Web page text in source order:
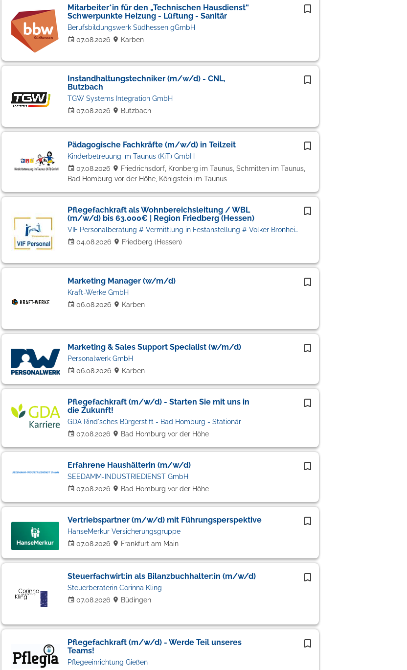
Mitarbeiter*in für den „Technischen Hausdienst“
Schwerpunkte Heizung - Lüftung - Sanitär
07.08.2026
Berufsbildungswerk Südhessen gGmbH
Karben
Instandhaltungstechniker (m/w/d) - CNL,
Butzbach
07.08.2026
TGW Systems Integration GmbH
Butzbach
Pädagogische Fachkräfte (m/w/d) in Teilzeit
07.08.2026
Kinderbetreuung im Taunus (KiT) GmbH
Friedrichsdorf, Kronberg im Taunus, Schmitten im Taunus,
Bad Homburg vor der Höhe, Königstein im Taunus
Pflegefachkraft als Wohnbereichsleitung / WBL
(m/w/d) bis 63.000€ | Region Friedberg (Hessen)
04.08.2026
VIF Personalberatung # Vermittlung in Festanstellung # Volker Bronheim
Friedberg (Hessen)
Marketing Manager (w/m/d)
06.08.2026
Kraft-Werke GmbH
Karben
Marketing & Sales Support Specialist (w/m/d)
06.08.2026
Personalwerk GmbH
Karben
Pflegefachkraft (m/w/d) - Starten Sie mit uns in
die Zukunft!
07.08.2026
GDA Rind'sches Bürgerstift - Bad Homburg - Stationär
Bad Homburg vor der Höhe
Erfahrene Haushälterin (m/w/d)
07.08.2026
SEEDAMM-INDUSTRIEDIENST GmbH
Bad Homburg vor der Höhe
Vertriebspartner (m/w/d) mit Führungsperspektive
07.08.2026
HanseMerkur Versicherungsgruppe
Frankfurt am Main
Steuerfachwirt:in als Bilanzbuchhalter:in (m/w/d)
07.08.2026
Steuerberaterin Corinna Kling
Büdingen
Pflegefachkraft (m/w/d) - Werde Teil unseres
Teams!
Pflegeeinrichtung Gießen